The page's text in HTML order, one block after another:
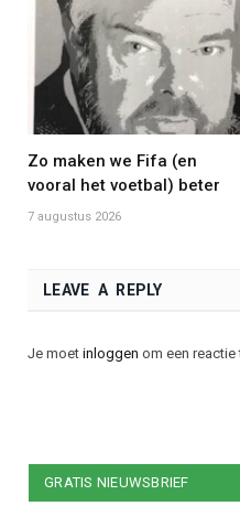
Zo maken we Fifa (en
vooral het voetbal) beter
7 augustus 2026
LEAVE A REPLY
Je moet inloggen om een reactie
GRATIS NIEUWSBRIEF